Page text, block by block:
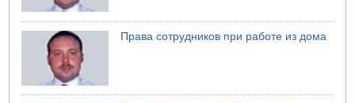
07.08.2026 06:24
Права сотрудников при работе из дома